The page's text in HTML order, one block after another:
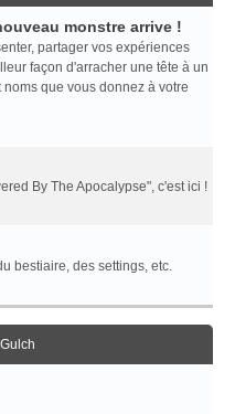
monstre arrive !
partager vos expériences
façon d'arracher une tête à un
que vous donnez à votre
By The Apocalypse", c'est ici !
bestiaire, des settings, etc.